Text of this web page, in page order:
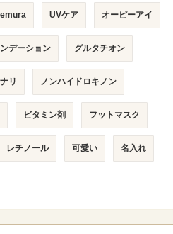
UVケア オーピーアイ
デーション グルタチオン
ナリ ノンハイドロキノン
ビタミン剤 フットマスク
レチノール 可愛い 名入れ